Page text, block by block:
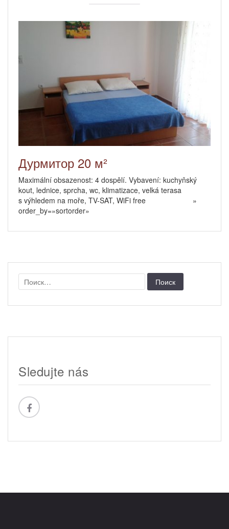
Дурмитор 20 м²
Maximální obsazenost: 4 dospělí. Vybavení: kuchyňský
kout, lednice, sprcha, wc, klimatizace, velká terasa
s výhledem na moře, TV-SAT, WiFi free »
order_by=»sortorder»
Найти:
Sledujte nás